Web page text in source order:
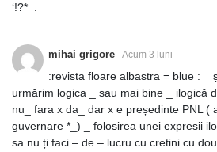
‘!?*_:
mihai grigore Acum 3 luni
:revista floare albastra = blue : _
urmărim logica _ sau mai bine _ ilogică
nu_ fara x da_ dar x e președinte PNL (
guvernare *_) _ folosirea unei expresii
sa nu ți faci – de – lucru cu cretini cu